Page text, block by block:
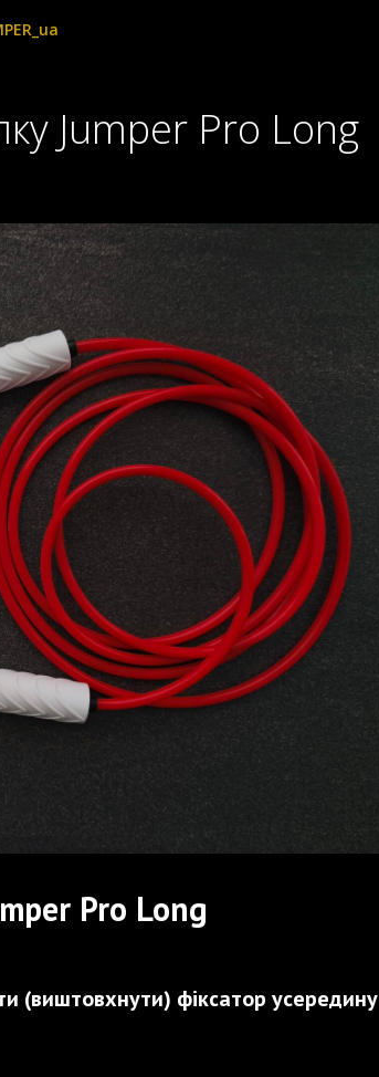
Jumper Pro Long
Pro Long
(виштовхнути) фіксатор усередину